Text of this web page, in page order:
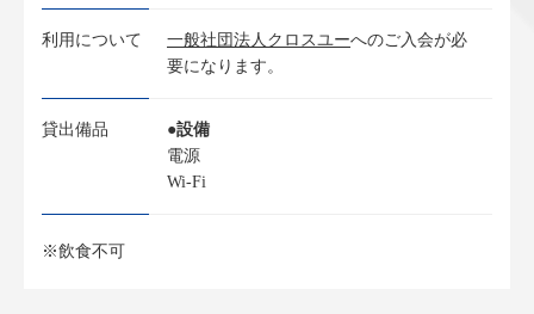
利用について 一般社団法人クロスユーへのご入会が必
要になります。
貸出備品
●設備
電源
Wi-Fi
※飲食不可